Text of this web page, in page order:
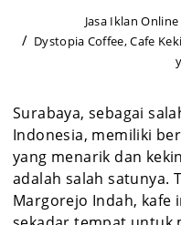
Jasa Iklan Online
Dystopia Coffee, Cafe
Surabaya, sebagai
Indonesia, memiliki
yang menarik dan
adalah salah satunya.
Margorejo Indah, kafe